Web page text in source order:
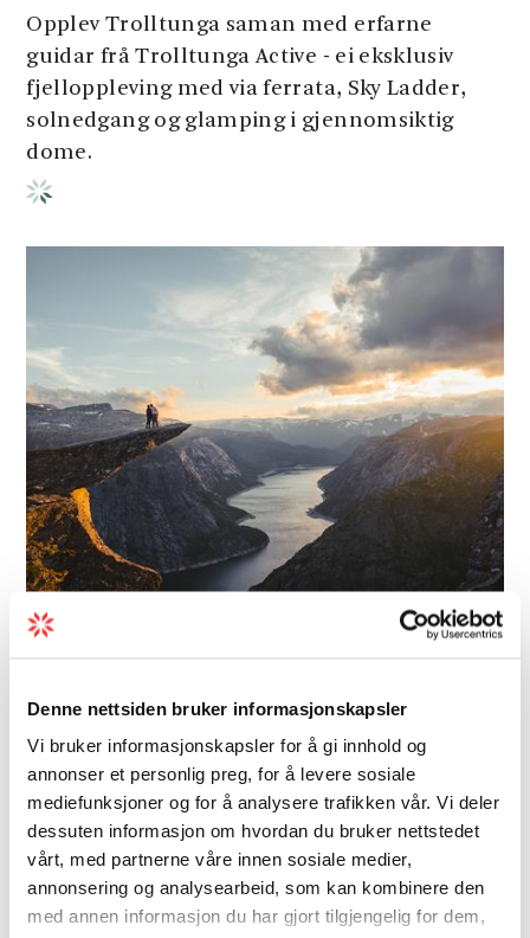
Denne nettsiden bruker informasjonskapsler
Vi bruker informasjonskapsler for å gi innhold og
annonser et personlig preg, for å levere sosiale
mediefunksjoner og for å analysere trafikken vår. Vi deler
dessuten informasjon om hvordan du bruker nettstedet
vårt, med partnerne våre innen sosiale medier,
annonsering og analysearbeid, som kan kombinere den
med annen informasjon du har gjort tilgjengelig for dem,
Opplev Trolltunga saman med erfarne
guidar frå Trolltunga Active - ei eksklusiv
fjelloppleving med via ferrata, Sky Ladder,
solnedgang og glamping i gjennomsiktig
dome.
Aktivitetsselskaper | Fjelltur | Flerdagsturer
fjellformasjonane i verda saman med
Trolltunga Active. Aktivitetsselskapet og dei
spesialutdanna guidane deira tilbyd eit
tosifra antall spanande aktivitetar på og
rundt Trolltun...